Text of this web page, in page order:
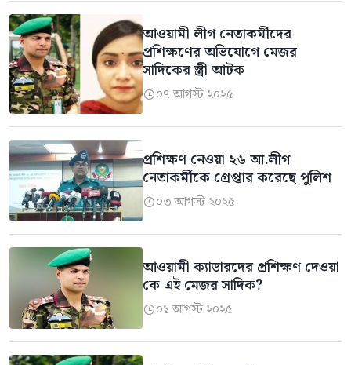
আওয়ামী লীগ নেতাকর্মীদের
প্রশিক্ষণের অভিযোগে মেজর
সাদিকের স্ত্রী আটক
০৭ আগস্ট ২০২৫
প্রশিক্ষণ নেওয়া ২৬ আ.লীগ
নেতাকর্মীকে গ্রেপ্তার করেছে পুলিশ
০৩ আগস্ট ২০২৫
আওয়ামী ক্যাডারদের প্রশিক্ষণ দেওয়া
কে এই মেজর সাদিক?
০১ আগস্ট ২০২৫